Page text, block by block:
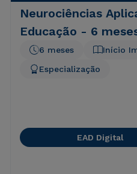
Neurociências
Educação - 6
Início
6 meses
Especialização
EAD Digital